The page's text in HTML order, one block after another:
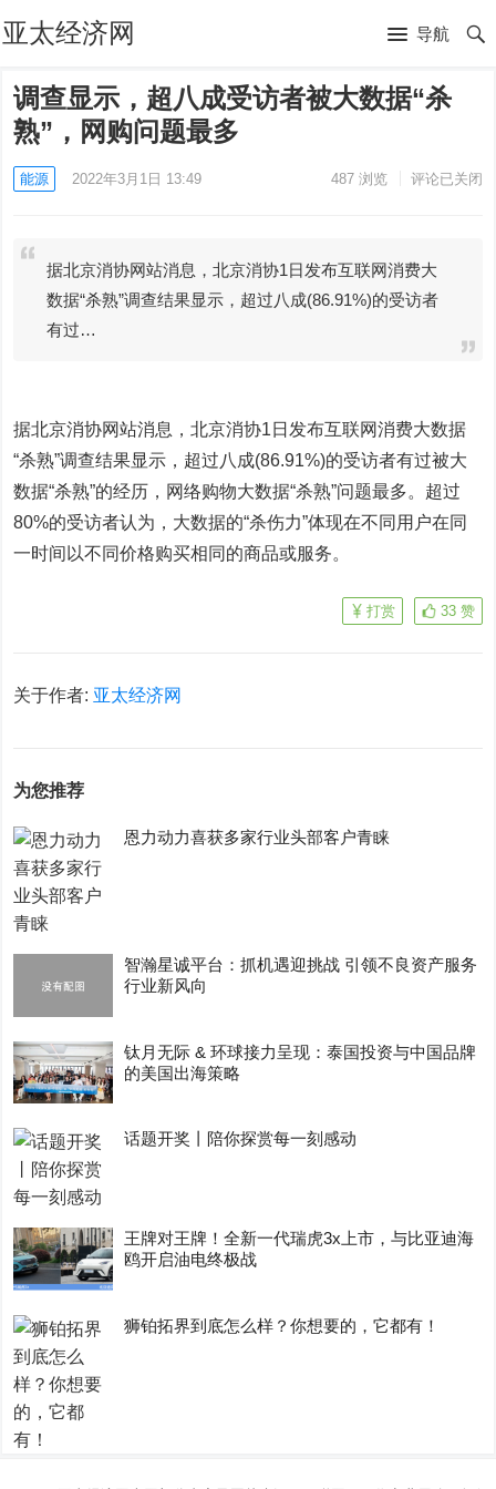
亚太经济网 导航
调查显示，超八成受访者被大数据“杀
熟”，网购问题最多
能源 2022年3月1日 13:49 487浏览 评论已关闭
据北京消协网站消息，北京消协1日发布互联网消费大
数据“杀熟”调查结果显示，超过八成(86.91%)的受访者
有过…
据北京消协网站消息，北京消协1日发布互联网消费大数据
“杀熟”调查结果显示，超过八成(86.91%)的受访者有过被大
数据“杀熟”的经历，网络购物大数据“杀熟”问题最多。超过
80%的受访者认为，大数据的“杀伤力”体现在不同用户在同
一时间以不同价格购买相同的商品或服务。
33 赞
打赏
关于作者: 亚太经济网
为您推荐
恩力动力喜获多家行业头部客户青睐
智瀚星诚平台：抓机遇迎挑战 引领不良资产服务
行业新风向
钛月无际 & 环球接力呈现：泰国投资与中国品牌
的美国出海策略
话题开奖丨陪你探赏每一刻感动
王牌对王牌！全新一代瑞虎3x上市，与比亚迪海
鸥开启油电终极战
狮铂拓界到底怎么样？你想要的，它都有！